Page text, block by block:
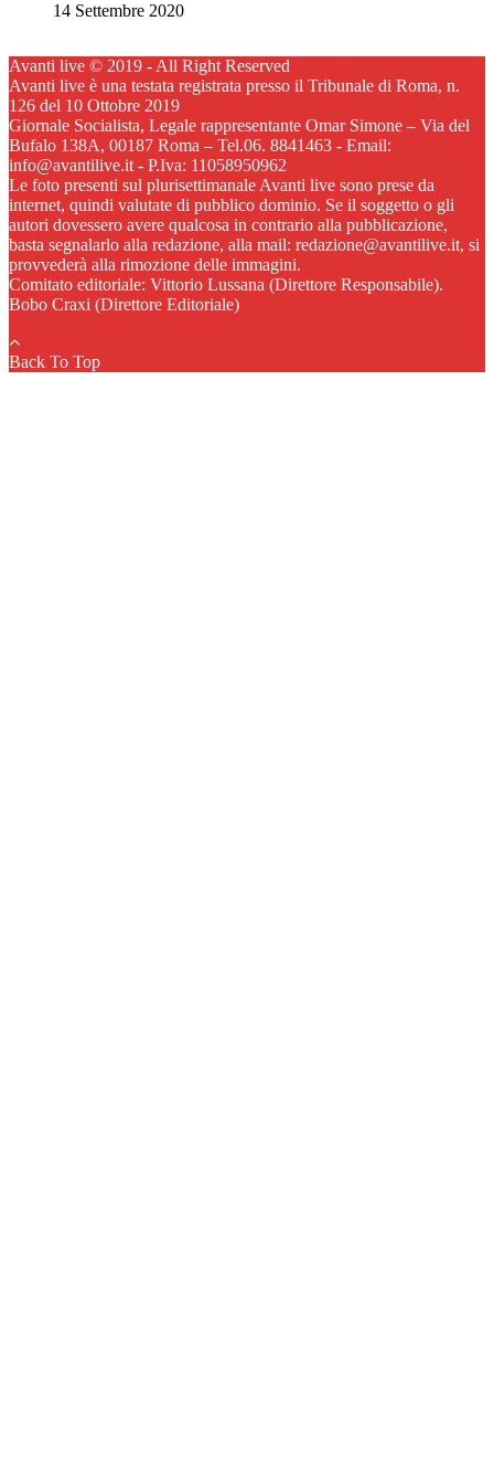
14 Settembre 2020
Avanti live © 2019 - All Right Reserved
Avanti live è una testata registrata presso il Tribunale di Roma, n.
126 del 10 Ottobre 2019
Giornale Socialista, Legale rappresentante Omar Simone – Via del
Bufalo 138A, 00187 Roma – Tel.06. 8841463 - Email:
info@avantilive.it - P.Iva: 11058950962
Le foto presenti sul plurisettimanale Avanti live sono prese da
internet, quindi valutate di pubblico dominio. Se il soggetto o gli
autori dovessero avere qualcosa in contrario alla pubblicazione,
basta segnalarlo alla redazione, alla mail: redazione@avantilive.it, si
provvederà alla rimozione delle immagini.
Comitato editoriale: Vittorio Lussana (Direttore Responsabile).
Bobo Craxi (Direttore Editoriale)
Back To Top